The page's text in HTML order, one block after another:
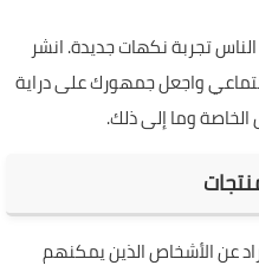
تجربة نكهات جديدة. انشر
واجعل جمهورك على دراية
وما إلى ذلك.
عن الأشخاص الذين يمكنهم